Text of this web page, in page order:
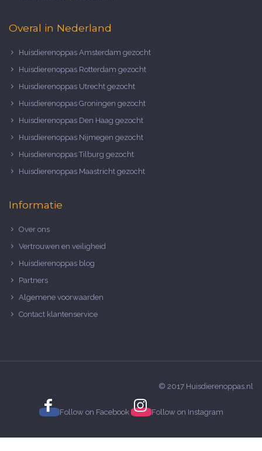
Overal in Nederland
Huisdierenoppas Amsterdam gezocht
Huisdierenoppas Rotterdam gezocht
Huisdierenoppas Utrecht gezocht
Huisdierenoppas Groningen gezocht
Huisdierenoppas Den Haag gezocht
Huisdierenoppas Nijmegen gezocht
Huisdierenoppas Tilburg gezocht
Huisdierenoppas Maastricht gezocht
Informatie
Over ons
Vertrouwen en veiligheid
Huisdierenoppas blog
Partners
Algemene voorwaarden
Contact klantenservice
© 2017 Huisdierenoppas.nl
Follow on Facebook Follow on Instagram